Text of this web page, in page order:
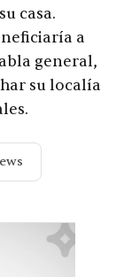
casa.
a
general,
su localía